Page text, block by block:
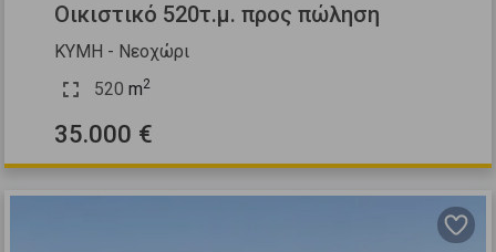
Οικιστικό 520τ.μ. προς πώληση
ΚΥΜΗ - Νεοχώρι
520 m2
35.000 €